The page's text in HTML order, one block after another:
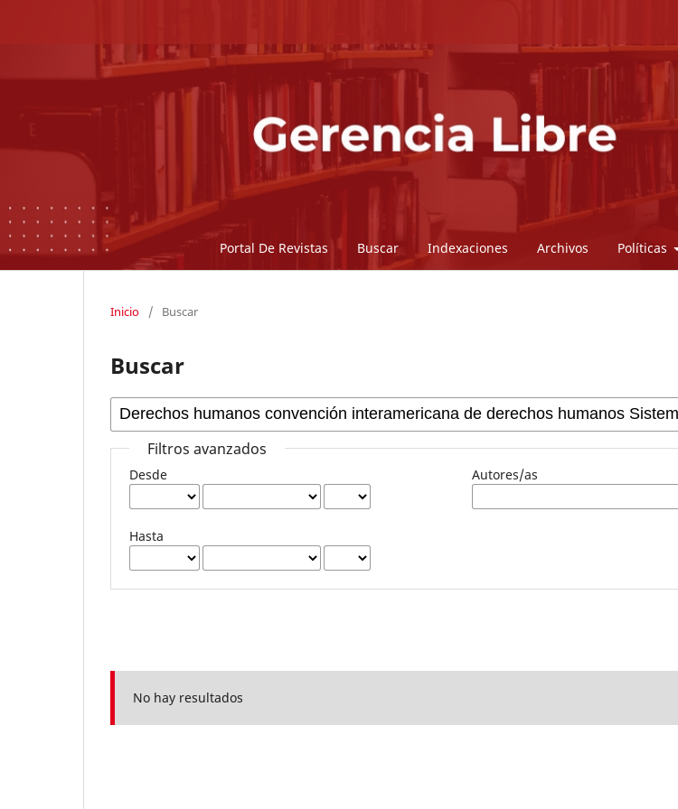
Portal De Revistas Buscar Indexaciones Archivos Políticas
Inicio / Buscar
Buscar
Filtros avanzados
Desde
Hasta
Autores/as
No hay resultados